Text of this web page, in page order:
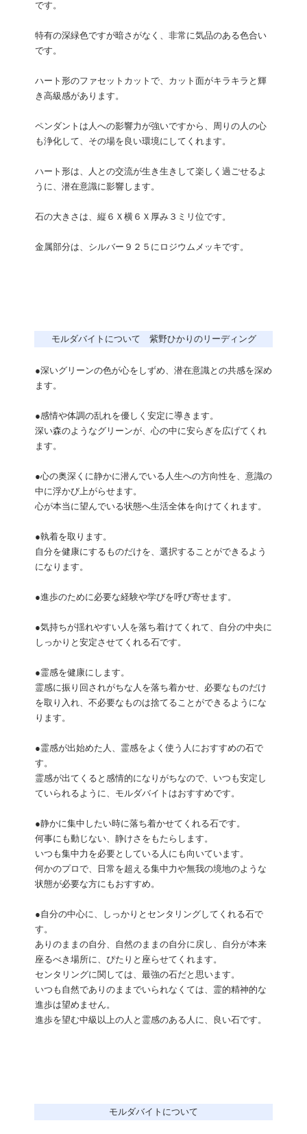
です。
特有の深緑色ですが暗さがなく、非常に気品のある色合い
です。
ハート形のファセットカットで、カット面がキラキラと輝
き高級感があります。
ペンダントは人への影響力が強いですから、周りの人の心
も浄化して、その場を良い環境にしてくれます。
ハート形は、人との交流が生き生きして楽しく過ごせるよ
うに、潜在意識に影響します。
石の大きさは、縦６Ｘ横６Ｘ厚み３ミリ位です。
金属部分は、シルバー９２５にロジウムメッキです。
モルダバイトについて 紫野ひかりのリーディング
●深いグリーンの色が心をしずめ、潜在意識との共感を深め
ます。
●感情や体調の乱れを優しく安定に導きます。
深い森のようなグリーンが、心の中に安らぎを広げてくれ
ます。
●心の奥深くに静かに潜んでいる人生への方向性を、意識の
中に浮かび上がらせます。
心が本当に望んでいる状態へ生活全体を向けてくれます。
●執着を取ります。
自分を健康にするものだけを、選択することができるよう
になります。
●進歩のために必要な経験や学びを呼び寄せます。
●気持ちが揺れやすい人を落ち着けてくれて、自分の中央に
しっかりと安定させてくれる石です。
●霊感を健康にします。
霊感に振り回されがちな人を落ち着かせ、必要なものだけ
を取り入れ、不必要なものは捨てることができるようにな
ります。
●霊感が出始めた人、霊感をよく使う人におすすめの石で
す。
霊感が出てくると感情的になりがちなので、いつも安定し
ていられるように、モルダバイトはおすすめです。
●静かに集中したい時に落ち着かせてくれる石です。
何事にも動じない、静けさをもたらします。
いつも集中力を必要としている人にも向いています。
何かのプロで、日常を超える集中力や無我の境地のような
状態が必要な方にもおすすめ。
●自分の中心に、しっかりとセンタリングしてくれる石で
す。
ありのままの自分、自然のままの自分に戻し、自分が本来
座るべき場所に、ぴたりと座らせてくれます。
センタリングに関しては、最強の石だと思います。
いつも自然でありのままでいられなくては、霊的精神的な
進歩は望めません。
進歩を望む中級以上の人と霊感のある人に、良い石です。
モルダバイトについて